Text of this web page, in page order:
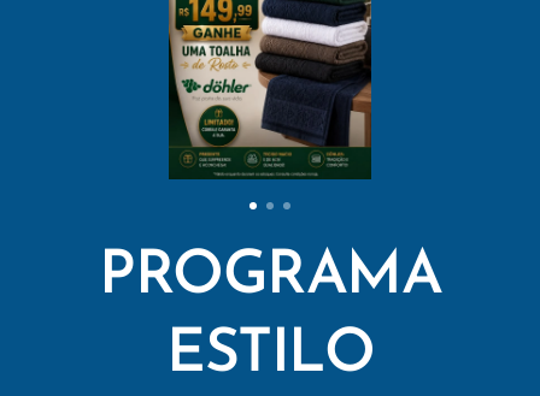
PROGRAMA
ESTILO